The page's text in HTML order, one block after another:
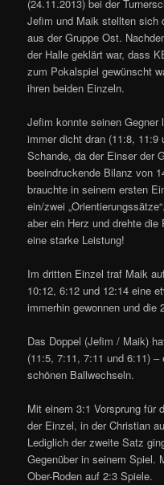
(24.11.2013) bei der
Jefim und Maik stellten sich
aus der Gruppe Ost.
der Halle geklärt war, dass
zum Pokalspiel gewünscht
ihren beiden Einzeln.
Jefim konnte seinen
immer dicht dran (11:8,
Schande, da der Einser der
beeindruckende Bilanz von
brauchte in seinem ersten
ein/zwei
aber ein Herz und drehte
eine starke Leistung!
Im dritten Einzel traf Maik
10:12, 6:12 und 12:14 eine
immerhin gewonnen und die
Das Doppel (Jefim / Maik)
(11:5, 7:11, 7:11 und 6:11)
schönen Ballwechseln.
Mit einem 3:1 Vorsprung für
der Einzel, in der Christian
Lediglich der zweite Satz
Gegenüber in seinem Spiel.
Ober-Roden auf 2:3 Spiele.